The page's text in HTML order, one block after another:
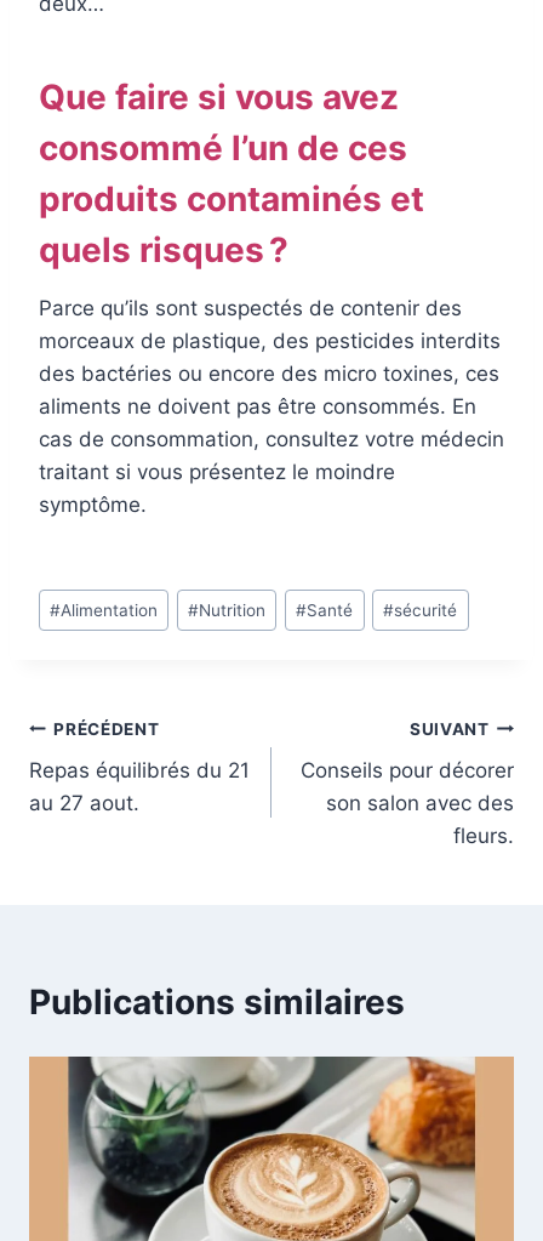
Que faire si vous avez
consommé l’un de ces
produits contaminés et
quels risques ?
Parce qu’ils sont suspectés de contenir des
morceaux de plastique, des pesticides interdits
des bactéries ou encore des micro toxines, ces
aliments ne doivent pas être consommés. En
cas de consommation, consultez votre médecin
traitant si vous présentez le moindre
symptôme.
Étiquettes
de
#Alimentation #Nutrition #Santé #sécurité
Navigation
de
PRÉCÉDENT
Repas équilibrés du 21
au 27 aout.
SUIVANT
Conseils pour décorer
son salon avec des
fleurs.
Publications similaires